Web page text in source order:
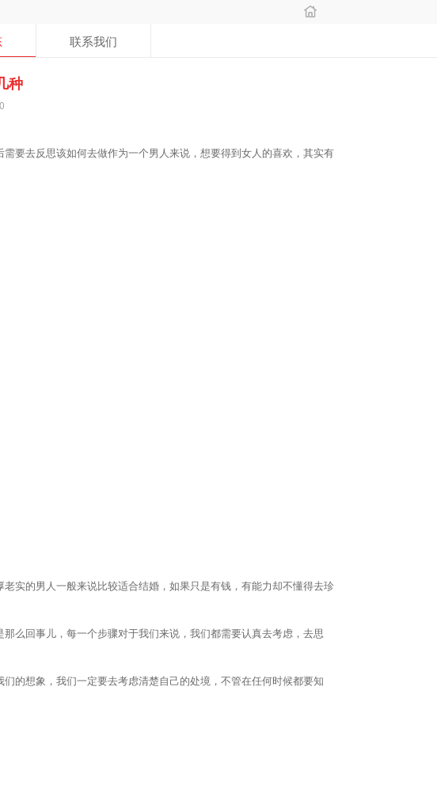
联系我们
种
要去反思该如何去做作为一个男人来说，想要得到女人的喜欢，其实有
实的男人一般来说比较适合结婚，如果只是有钱，有能力却不懂得去珍
么回事儿，每一个步骤对于我们来说，我们都需要认真去考虑，去思
的想象，我们一定要去考虑清楚自己的处境，不管在任何时候都要知